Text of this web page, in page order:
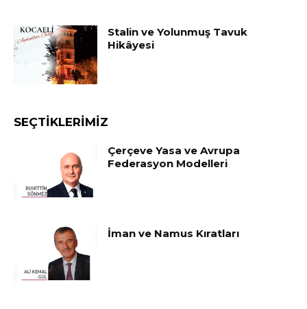
Stalin ve Yolunmuş Tavuk
Hikâyesi
SEÇTIKLERIMIZ
Çerçeve Yasa ve Avrupa
Federasyon Modelleri
İman ve Namus Kıratları